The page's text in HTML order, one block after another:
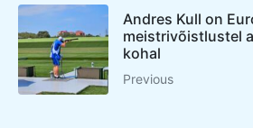
Andres Kull on
meistrivõistlustel
kohal
Previous